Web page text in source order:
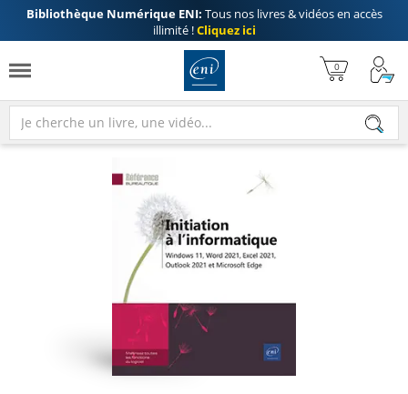
Bibliothèque Numérique ENI: Tous nos livres & vidéos en accès
illimité !Cliquez ici